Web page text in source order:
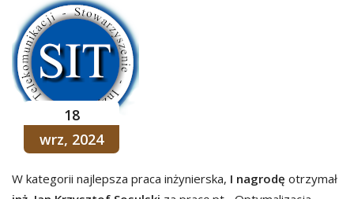
18
wrz, 2024
W kategorii najlepsza praca inżynierska, I nagrodę otrzymał